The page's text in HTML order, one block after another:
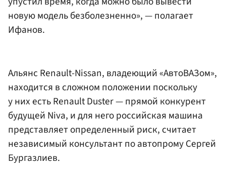
новую модель безболезненно», — полагает
Ифанов.
Альянс Renault-Nissan, владеющий «АвтоВАЗом»,
находится в сложном положении поскольку
у них есть Renault Duster — прямой конкурент
будущей Niva, и для него российская машина
представляет определенный риск, считает
независимый консультант по автопрому Сергей
Бургазлиев.